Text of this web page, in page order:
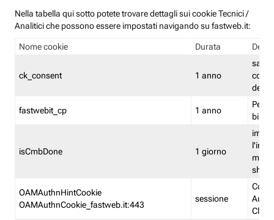
Nella tabella qui sotto potete trovare dettagli sui cookie Tecnici /
Analitici che possono essere impostati navigando su fastweb.it:
Nome cookie Durata
ck_consent 1 anno
salva
dei
fastwebit_cp 1 anno
isCmbDone 1 giorno
shp
OAMAuthnHintCookie
OAMAuthnCookie_fastweb.it:443
sessione